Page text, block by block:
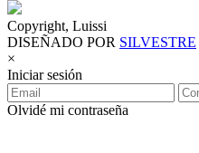
Copyright, Luissi
DISEÑADO POR SILVESTRE
×
Iniciar sesión
Olvidé mi contraseña